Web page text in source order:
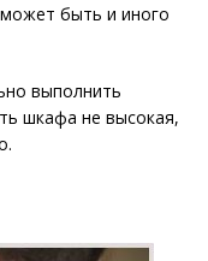
быть и иного
выполнить
шкафа не высокая,